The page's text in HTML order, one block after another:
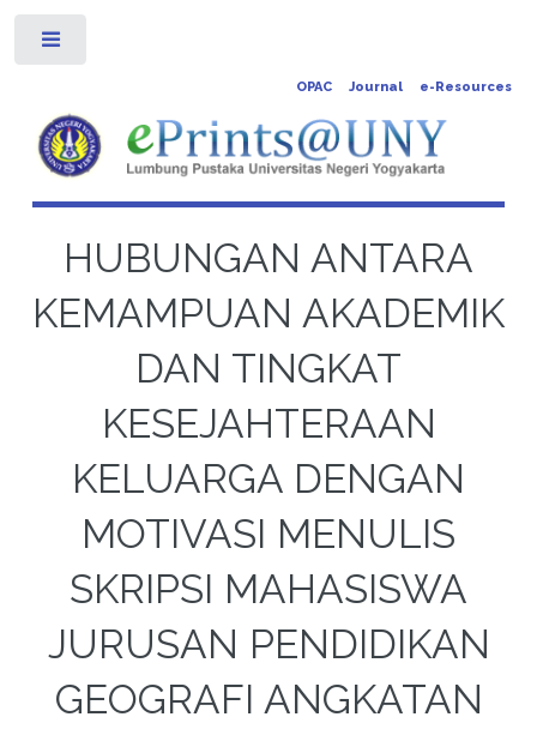
OPAC Journal e-Resources
HUBUNGAN ANTARA
KEMAMPUAN AKADEMIK
DAN TINGKAT
KESEJAHTERAAN
KELUARGA DENGAN
MOTIVASI MENULIS
SKRIPSI MAHASISWA
JURUSAN PENDIDIKAN
GEOGRAFI ANGKATAN